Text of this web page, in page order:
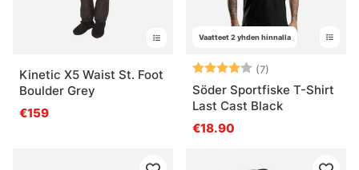
Kinetic X5 Waist St. Foot
Boulder Grey
€159
Vaatteet 2 yhden hinnalla
Arvio: (7)
Söder Sportfiske T-Shirt
Last Cast Black
€18.90